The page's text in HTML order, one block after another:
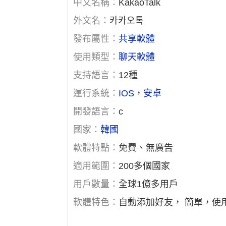
中文名稱： KakaoTalk
外文名： 카카오톡
發布屬性：共享軟體
使用類型：聊天軟體
支持語言： 12種
運行系統： IOS ， 安卓
開發語言：c
國家：韓國
軟體特點： 免費、無廣告
適用範圍： 200多個國家
用戶數量： 全球1億多用戶
軟體特色： 自動添加好友， 簡單，使